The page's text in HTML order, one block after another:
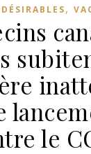
,
le